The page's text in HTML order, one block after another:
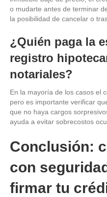
o mudarte antes de terminar
la posibilidad de cancelar o
¿Quién paga la
registro
notariales?
En la mayoría de los casos el
pero es importante verificar
que no haya cargos
ayuda a evitar sobrecostos
Conclusión:
con
firmar tu